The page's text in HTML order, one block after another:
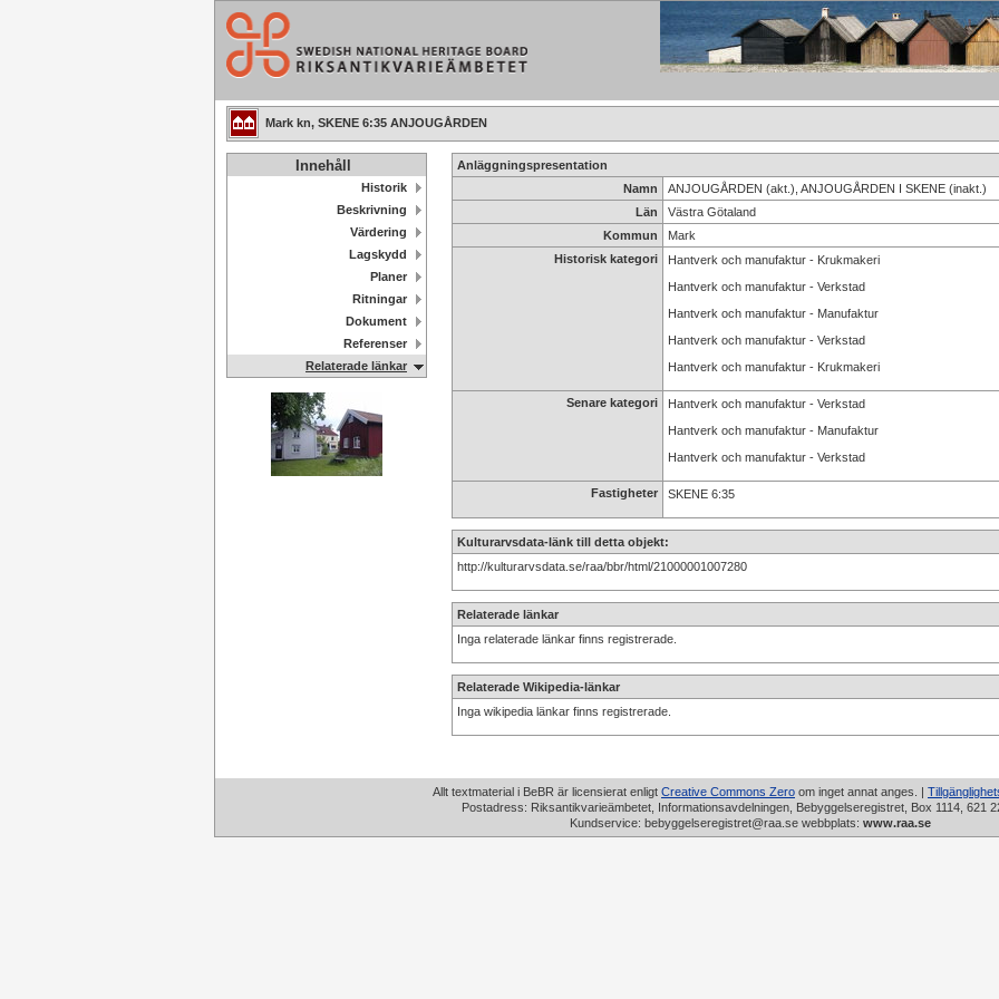
Mark kn, SKENE 6:35 ANJOUGÅRDEN
Innehåll
Historik
Beskrivning
Värdering
Lagskydd
Planer
Ritningar
Dokument
Referenser
Relaterade länkar
Anläggningspresentation
Namn
ANJOUGÅRDEN (akt.), ANJOUGÅRDEN I SKENE (inakt.)
Län
Västra Götaland
Kommun
Mark
Historisk kategori
Hantverk och manufaktur - Krukmakeri
Hantverk och manufaktur - Verkstad
Hantverk och manufaktur - Manufaktur
Hantverk och manufaktur - Verkstad
Hantverk och manufaktur - Krukmakeri
Senare kategori
Hantverk och manufaktur - Verkstad
Hantverk och manufaktur - Manufaktur
Hantverk och manufaktur - Verkstad
Fastigheter SKENE 6:35
Kulturarvsdata-länk till detta objekt:
http://kulturarvsdata.se/raa/bbr/html/21000001007280
Relaterade länkar
Inga relaterade länkar finns registrerade.
Relaterade Wikipedia-länkar
Inga wikipedia länkar finns registrerade.
Allt textmaterial i BeBR är licensierat enligt Creative Commons Zero om inget annat anges. |
Postadress: Riksantikvarieämbetet, Informationsavdelningen, Bebyggelseregistret, Box 1114, 621
Kundservice: bebyggelseregistret@raa.se webbplats: www.raa.se